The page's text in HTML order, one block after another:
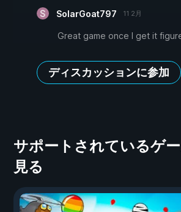
SolarGoat797 11 2月
Great game once I get it
ディスカッションに参加
サポートされているゲ
見る